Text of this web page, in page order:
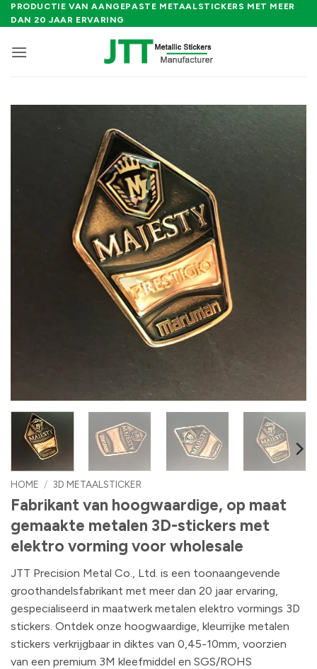
Ga
naar
PRODUCTIE VAN AANGEPASTE METAALSTICKERS MET MEER
DAN 20 JAAR ERVARING
HOME / 3D METAALSTICKER
Fabrikant van hoogwaardige, op maat
gemaakte metalen 3D-stickers met
elektro vorming voor wholesale
JTT Precision Metal Co., Ltd. is een toonaangevende
groothandelsfabrikant met meer dan 20 jaar ervaring,
gespecialiseerd in maatwerk metalen elektro vormings 3D
stickers. Ontdek onze hoogwaardige, kleurrijke metalen
stickers verkrijgbaar in diktes van 0,45-10mm, voorzien
van een premium 3M kleefmiddel en SGS/ROHS